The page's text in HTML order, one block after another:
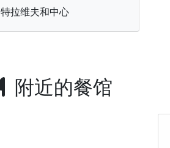
特拉维夫和中心
附近的餐馆